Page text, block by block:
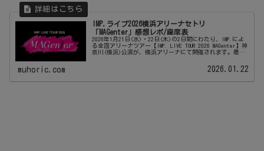
IMP.ライブ2026横浜アリーナセトリ
「MAGenter」感想レポ/座席表
2026年1月21日(水)・22日(木)の2日間にわたり、IMP.によ
る全国アリーナツアー【IMP. LIVE TOUR 2026 MAGenter】神
奈川(横浜)公演が、横浜アリーナにて開催されます。最新
muhoric.com 2026.01.22